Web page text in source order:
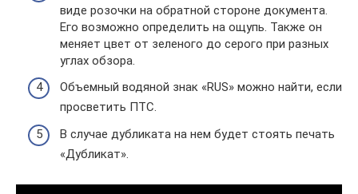
виде розочки на обратной стороне документа.
Его возможно определить на ощупь. Также он
меняет цвет от зеленого до серого при разных
углах обзора.
Объемный водяной знак «RUS» можно найти, если
просветить ПТС.
В случае дубликата на нем будет стоять печать
«Дубликат».